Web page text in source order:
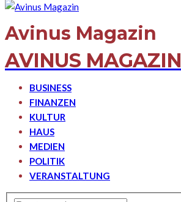
Avinus Magazin
AVINUS MAGAZIN
BUSINESS
FINANZEN
KULTUR
HAUS
MEDIEN
POLITIK
VERANSTALTUNG